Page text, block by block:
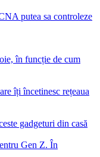
putea sa controleze
în funcție de cum
îți încetinesc rețeaua
gadgeturi din casă
Gen Z. În